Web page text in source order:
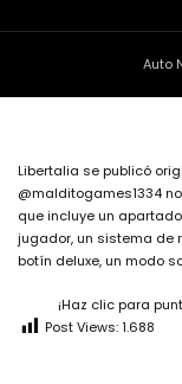
Auto
Libertalia se publicó
@malditogames1334
que incluye un
jugador, un sistema de
botín deluxe, un modo
¡Haz clic para
Post Views:1.688